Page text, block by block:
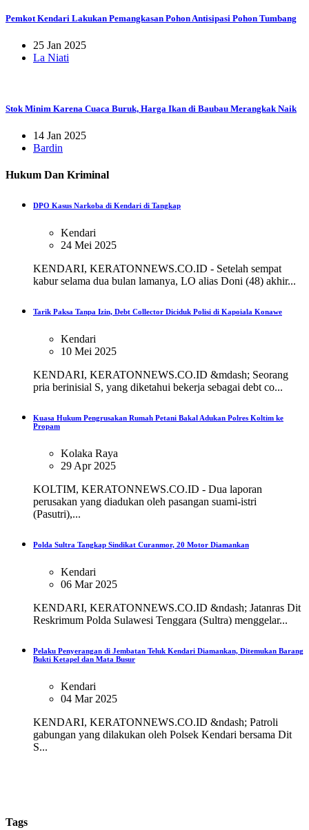
Pemkot Kendari Lakukan Pemangkasan Pohon Antisipasi Pohon Tumbang
25 Jan 2025
La Niati
Stok Minim Karena Cuaca Buruk, Harga Ikan di Baubau Merangkak Naik
14 Jan 2025
Bardin
Hukum Dan Kriminal
DPO Kasus Narkoba di Kendari di Tangkap
Kendari
24 Mei 2025
KENDARI, KERATONNEWS.CO.ID - Setelah sempat
kabur selama dua bulan lamanya, LO alias Doni (48) akhir...
Tarik Paksa Tanpa Izin, Debt Collector Diciduk Polisi di Kapoiala Konawe
Kendari
10 Mei 2025
KENDARI, KERATONNEWS.CO.ID &mdash; Seorang
pria berinisial S, yang diketahui bekerja sebagai debt co...
Kuasa Hukum Pengrusakan Rumah Petani Bakal Adukan Polres Koltim ke
Propam
Kolaka Raya
29 Apr 2025
KOLTIM, KERATONNEWS.CO.ID - Dua laporan
perusakan yang diadukan oleh pasangan suami-istri
(Pasutri),...
Polda Sultra Tangkap Sindikat Curanmor, 20 Motor Diamankan
Kendari
06 Mar 2025
KENDARI, KERATONNEWS.CO.ID &ndash; Jatanras Dit
Reskrimum Polda Sulawesi Tenggara (Sultra) menggelar...
Pelaku Penyerangan di Jembatan Teluk Kendari Diamankan, Ditemukan Barang
Bukti Ketapel dan Mata Busur
Kendari
04 Mar 2025
KENDARI, KERATONNEWS.CO.ID &ndash; Patroli
gabungan yang dilakukan oleh Polsek Kendari bersama Dit
S...
Tags